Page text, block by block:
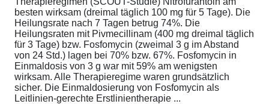
besten wirksam (dreimal täglich 100 mg für 5 Tage). Die
Heilungsrate nach 7 Tagen betrug 74%. Die
Heilungsraten mit Pivmecillinam (400 mg dreimal täglich
für 3 Tage) bzw. Fosfomycin (zweimal 3 g im Abstand
von 24 Std.) lagen bei 70% bzw. 67%. Fosfomycin in
Einmaldosis von 3 g war mit 59% am wenigsten
wirksam. Alle Therapieregime waren grundsätzlich
sicher. Die Einmaldosierung von Fosfomycin als
Leitlinien-gerechte Erstlinientherapie ...